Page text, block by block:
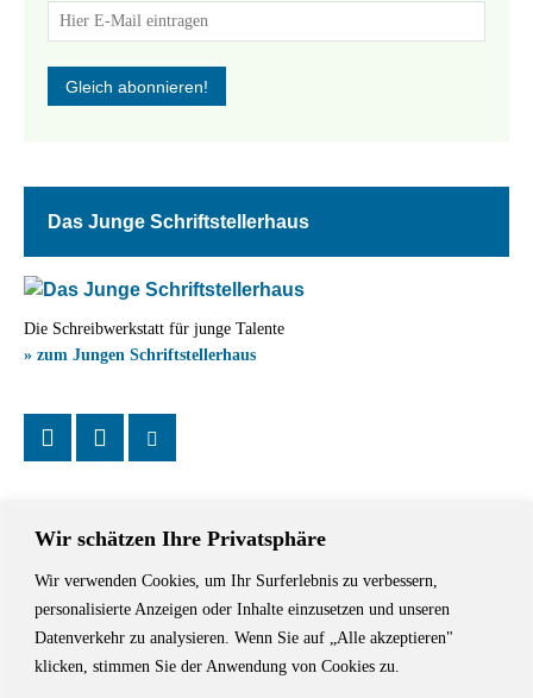
Wir schätzen Ihre Privatsphäre
Wir verwenden Cookies, um Ihr Surferlebnis zu verbessern,
personalisierte Anzeigen oder Inhalte einzusetzen und unseren
Datenverkehr zu analysieren. Wenn Sie auf „Alle akzeptieren"
klicken, stimmen Sie der Anwendung von Cookies zu.
Das Junge Schriftstellerhaus
Die Schreibwerkstatt für junge Talente
» zum Jungen Schriftstellerhaus
Das Schriftstellerhaus ist ein beliebter Treffpunkt für Autorinnen und
Autoren aus Stuttgart und der Region sowie ein Veranstaltungsort für
Lesungen, Tagungen und Schreibwerkstätten.